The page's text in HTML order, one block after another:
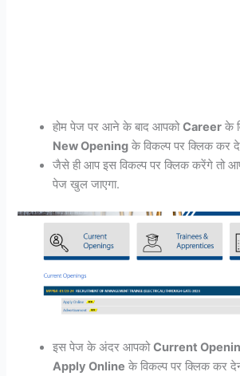
होम पेज पर आने के बाद आपकोCareer के
New Opening के विकल्प पर क्लिक कर
जैसे ही आप इस विकल्प पर क्लिक करेंगे तो
पेज खुल जाएगा.
इस पेज के अंदर आपकोCurrent
Apply Online के विकल्प पर क्लिक कर